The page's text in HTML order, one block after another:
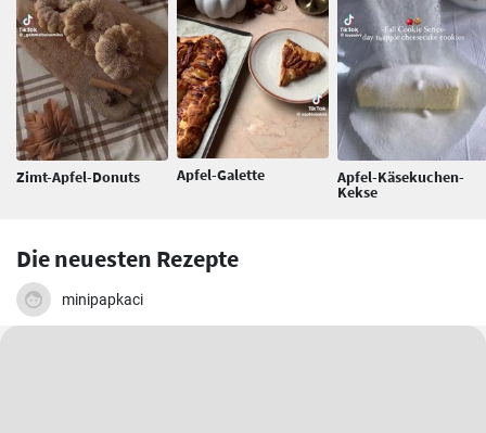
Zimt-Apfel-Donuts Apfel-Galette Apfel-Käsekuchen-
Kekse
Die neuesten Rezepte
minipapkaci